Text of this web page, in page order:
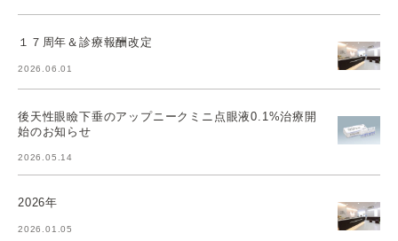
１７周年＆診療報酬改定
2026.06.01
後天性眼瞼下垂のアップニークミニ点眼液0.1%治療開
始のお知らせ
2026.05.14
2026年
2026.01.05